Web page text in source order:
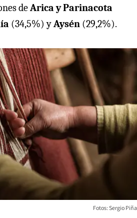
deArica y Parinacota
(34,5%) yAysén (29,2%).
Fotos: Sergio Piña